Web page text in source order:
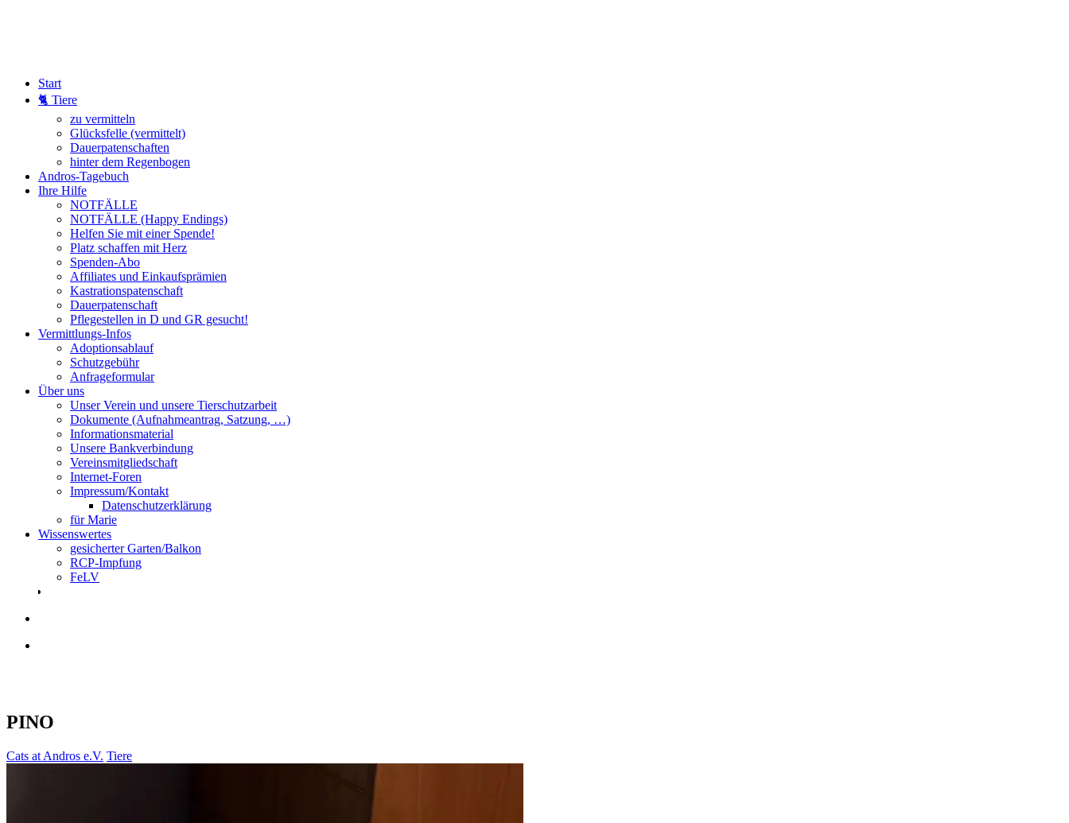
Start
🐈 Tiere
zu vermitteln
Glücksfelle (vermittelt)
Dauerpatenschaften
hinter dem Regenbogen
Andros-Tagebuch
Ihre Hilfe
NOTFÄLLE
NOTFÄLLE (Happy Endings)
Helfen Sie mit einer Spende!
Platz schaffen mit Herz
Spenden-Abo
Affiliates und Einkaufsprämien
Kastrationspatenschaft
Dauerpatenschaft
Pflegestellen in D und GR gesucht!
Vermittlungs-Infos
Adoptionsablauf
Schutzgebühr
Anfrageformular
Über uns
Unser Verein und unsere Tierschutzarbeit
Dokumente (Aufnahmeantrag, Satzung, …)
Informationsmaterial
Unsere Bankverbindung
Vereinsmitgliedschaft
Internet-Foren
Impressum/Kontakt
Datenschutzerklärung
für Marie
Wissenswertes
gesicherter Garten/Balkon
RCP-Impfung
FeLV
PINO
Cats at Andros e.V. Tiere